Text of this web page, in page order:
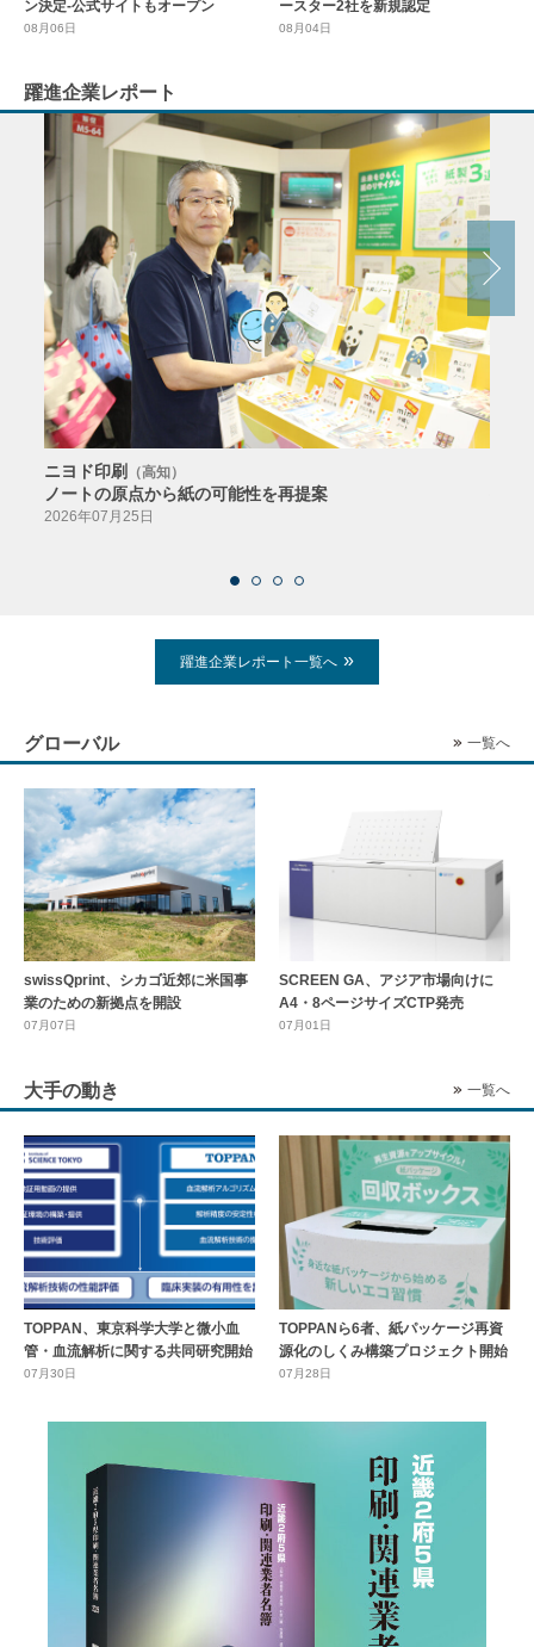
ン決定-公式サイトもオープン
08月06日
ースター2社を新規認定
08月04日
躍進企業レポート
ニヨド印刷 （高知）
ノートの原点から紙の可能性を再提案
2026年07月25日
躍進企業レポート一覧へ
グローバル 一覧へ
swissQprint、シカゴ近郊に⽶国事
業のための新拠点を開設
07月07日
SCREEN GA、アジア市場向けに
A4・8ページサイズCTP発売
07月01日
大手の動き 一覧へ
TOPPAN、東京科学大学と微小血
管・血流解析に関する共同研究開始
07月30日
TOPPANら6者、紙パッケージ再資
源化のしくみ構築プロジェクト開始
07月28日